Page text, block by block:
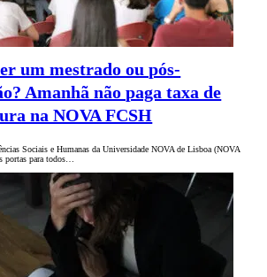
um mestrado ou pós-
Amanhã não paga taxa de
na NOVA FCSH
Sociais e Humanas da Universidade NOVA de Lisboa (NOVA
portas para todos…